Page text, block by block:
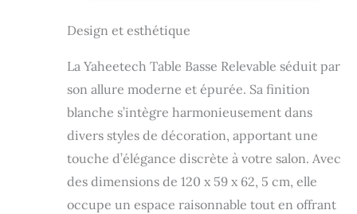
plateau. Atout de
rangement : Sous
le plateau relevable
se cache un
compartiment
étagère en
dessous. Cette
table basse
Design et esthétique
La Yaheetech Table Basse Relevable séduit par
son allure moderne et épurée. Sa finition
blanche s’intègre harmonieusement dans
divers styles de décoration, apportant une
touche d’élégance discrète à votre salon. Avec
des dimensions de 120 x 59 x 62, 5 cm, elle
occupe un espace raisonnable tout en offrant